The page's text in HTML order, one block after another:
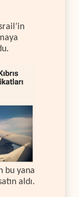
bu yana
aldı.